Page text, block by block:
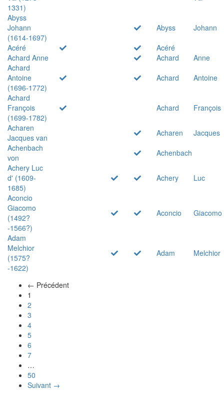
1331)
Abyss
Johann
(1614-1697)
Abyss
Johann
Acéré
Acéré
Achard Anne
Achard
Anne
Achard
Antoine
(1696-1772)
Achard
Antoine
Achard
François
(1699-1782)
Achard
François
Acharen
Jacques van
Acharen
Jacques
Achenbach
von
Achenbach
Achery Luc
d' (1609-
1685)
Achery
Luc
Aconcio
Giacomo
(1492?
-1566?)
Aconcio Giacomo
Adam
Melchior
(1575?
-1622)
Adam Melchior
← Précédent
1
2
3
4
5
6
7
…
50
Suivant →